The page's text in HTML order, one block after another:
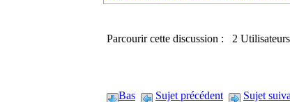
Parcourir cette discussion : 2
Bas Sujet précédent Sujet